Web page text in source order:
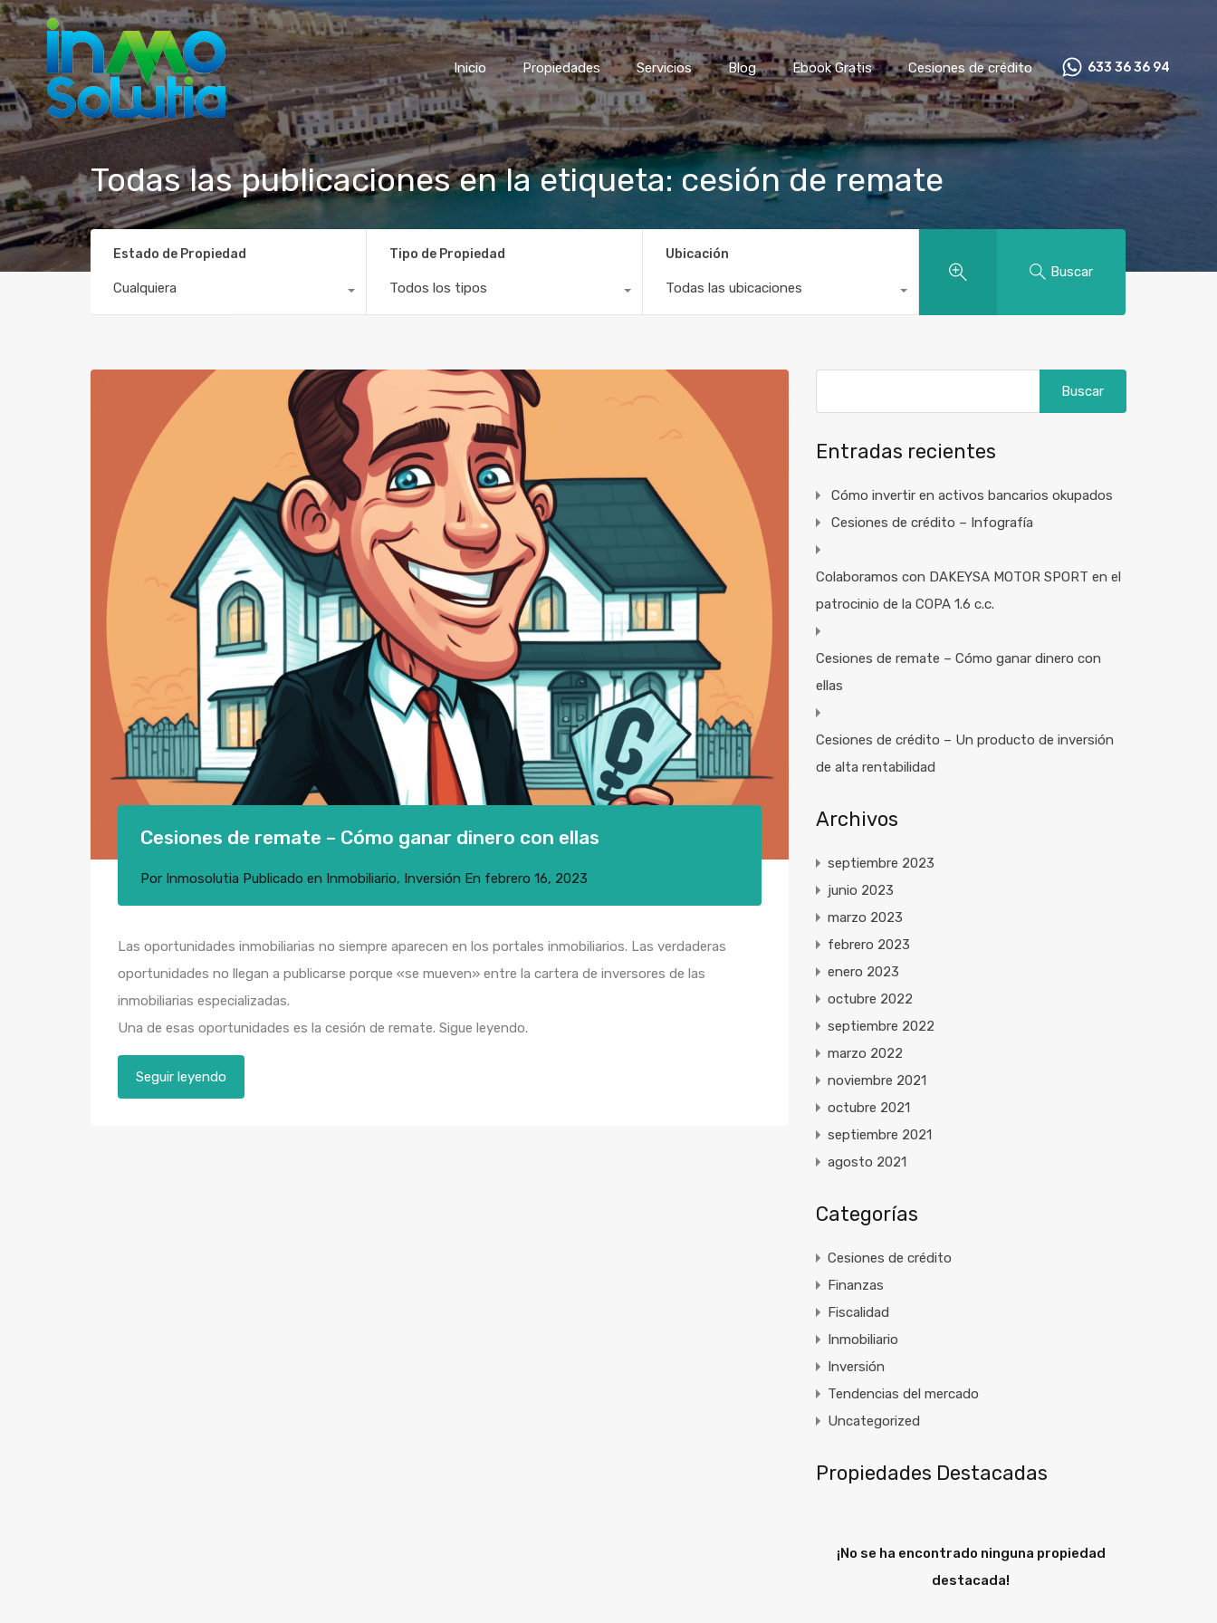
Inicio Propiedades Servicios Blog Ebook Gratis Cesiones de crédito 633 36 36 94
Todas las publicaciones en la etiqueta: cesión de remate
Estado de Propiedad
Cualquiera
Tipo de Propiedad
Todos los tipos
Ubicación
Todas las ubicaciones
Buscar
Cesiones de remate – Cómo ganar dinero con ellas
Por Inmosolutia Publicado en Inmobiliario, Inversión En febrero 16, 2023
Las oportunidades inmobiliarias no siempre aparecen en los portales inmobiliarios. Las verdaderas
oportunidades no llegan a publicarse porque «se mueven» entre la cartera de inversores de las
inmobiliarias especializadas.
Una de esas oportunidades es la cesión de remate. Sigue leyendo.
Seguir leyendo
Entradas recientes
Cómo invertir en activos bancarios okupados
Cesiones de crédito – Infografía
Colaboramos con DAKEYSA MOTOR SPORT en el
patrocinio de la COPA 1.6 c.c.
Cesiones de remate – Cómo ganar dinero con
ellas
Cesiones de crédito – Un producto de inversión
de alta rentabilidad
Archivos
septiembre 2023
junio 2023
marzo 2023
febrero 2023
enero 2023
octubre 2022
septiembre 2022
marzo 2022
noviembre 2021
octubre 2021
septiembre 2021
agosto 2021
Categorías
Cesiones de crédito
Finanzas
Fiscalidad
Inmobiliario
Inversión
Tendencias del mercado
Uncategorized
Propiedades Destacadas
¡No se ha encontrado ninguna propiedad
destacada!